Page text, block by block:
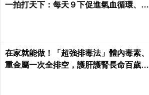
一拍打天下：每天９下促進氣血循環、活
在家就能做！「超強排毒法」體內毒素、
重金屬一次全排空，護肝護腎長命百歲｜